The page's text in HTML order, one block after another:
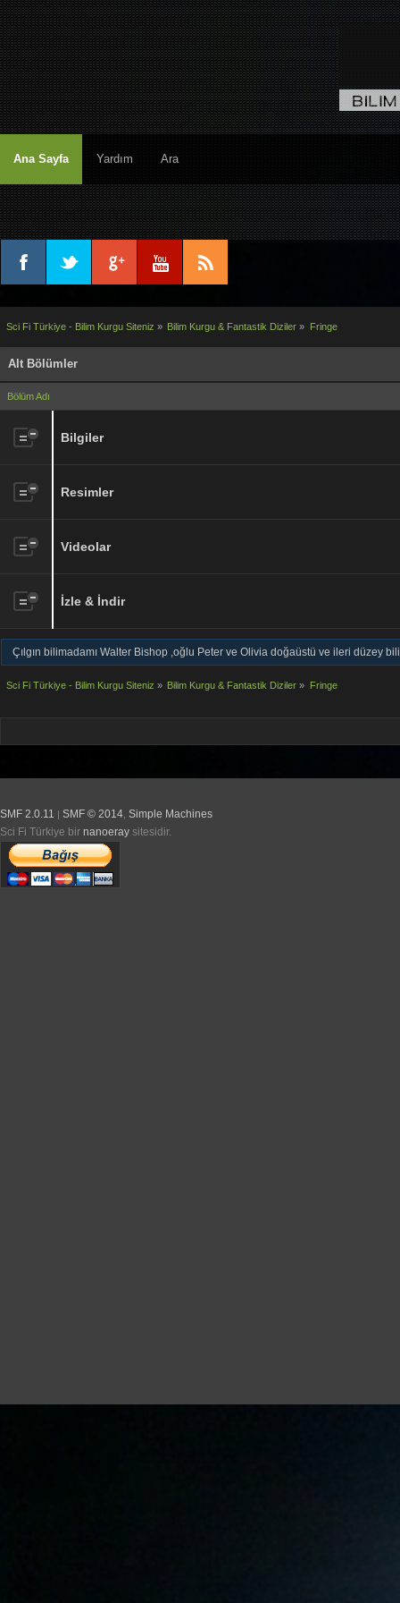
Ana Sayfa Yardım Ara
Sci Fi Türkiye - Bilim Kurgu Siteniz » Bilim Kurgu & Fantastik Diziler » Fringe
Alt Bölümler
Bölüm Adı
Bilgiler
Resimler
Videolar
İzle & İndir
Çılgın bilimadamı Walter Bishop ,oğlu Peter ve Olivia doğaüstü ve ileri düzey
Sci Fi Türkiye - Bilim Kurgu Siteniz » Bilim Kurgu & Fantastik Diziler » Fringe
SMF 2.0.11 SMF © 2014, Simple Machines
Sci Fi Türkiye bir nanoeray sitesidir.